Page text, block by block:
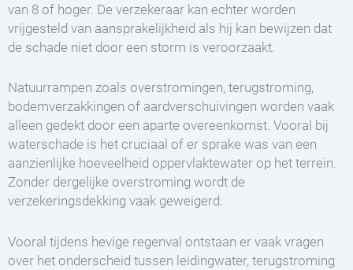
van 8 of hoger. De verzekeraar kan echter worden
vrijgesteld van aansprakelijkheid als hij kan bewijzen dat
de schade niet door een storm is veroorzaakt.
Natuurrampen zoals overstromingen, terugstroming,
bodemverzakkingen of aardverschuivingen worden vaak
alleen gedekt door een aparte overeenkomst. Vooral bij
waterschade is het cruciaal of er sprake was van een
aanzienlijke hoeveelheid oppervlaktewater op het terrein.
Zonder dergelijke overstroming wordt de
verzekeringsdekking vaak geweigerd.
Vooral tijdens hevige regenval ontstaan er vaak vragen
over het onderscheid tussen leidingwater, terugstroming